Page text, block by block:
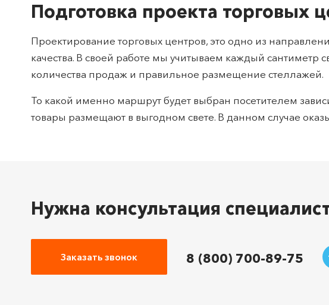
Подготовка проекта торговых
Проектирование торговых центров, это одно из
качества. В своей работе мы учитываем каждый сантиметр
количества продаж и правильное размещение стеллажей.
То какой именно маршрут будет выбран посетителем
товары размещают в выгодном свете. В данном случае
Нужна консультация
Заказать звонок 8 (800) 700-89-75